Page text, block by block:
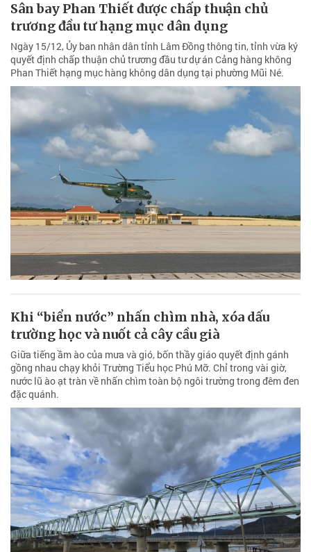
Sân bay Phan Thiết được chấp thuận chủ
trương đầu tư hạng mục dân dụng
Ngày 15/12, Ủy ban nhân dân tỉnh Lâm Đồng thông tin, tỉnh vừa ký
quyết định chấp thuận chủ trương đầu tư dự án Cảng hàng không
Phan Thiết hạng mục hàng không dân dụng tại phường Mũi Né.
Khi “biển nước” nhấn chìm nhà, xóa dấu
trường học và nuốt cả cây cầu già
Giữa tiếng ầm ào của mưa và gió, bốn thầy giáo quyết định gánh
gồng nhau chạy khỏi Trường Tiểu học Phú Mỡ. Chỉ trong vài giờ,
nước lũ ào ạt tràn về nhấn chìm toàn bộ ngôi trường trong đêm đen
đặc quánh.